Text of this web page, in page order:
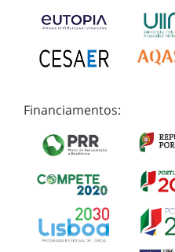
Financiamentos: